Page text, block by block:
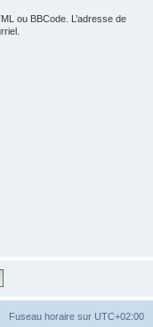
ou BBCode. L’adresse de
Fuseau horaire sur UTC+02:00